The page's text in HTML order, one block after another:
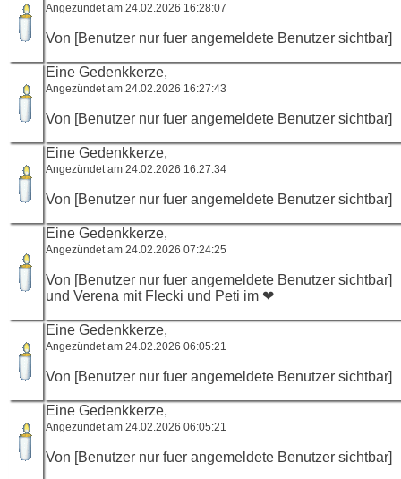
Angezündet am 24.02.2026 16:28:07
Von [Benutzer nur fuer angemeldete Benutzer sichtbar]
Eine Gedenkkerze,
Angezündet am 24.02.2026 16:27:43
Von [Benutzer nur fuer angemeldete Benutzer sichtbar]
Eine Gedenkkerze,
Angezündet am 24.02.2026 16:27:34
Von [Benutzer nur fuer angemeldete Benutzer sichtbar]
Eine Gedenkkerze,
Angezündet am 24.02.2026 07:24:25
Von [Benutzer nur fuer angemeldete Benutzer sichtbar]
und Verena mit Flecki und Peti im ❤
Eine Gedenkkerze,
Angezündet am 24.02.2026 06:05:21
Von [Benutzer nur fuer angemeldete Benutzer sichtbar]
Eine Gedenkkerze,
Angezündet am 24.02.2026 06:05:21
Von [Benutzer nur fuer angemeldete Benutzer sichtbar]